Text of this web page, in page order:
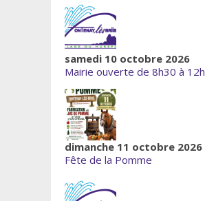
samedi 10 octobre 2026
Mairie ouverte de 8h30 à 12h
dimanche 11 octobre 2026
Fête de la Pomme